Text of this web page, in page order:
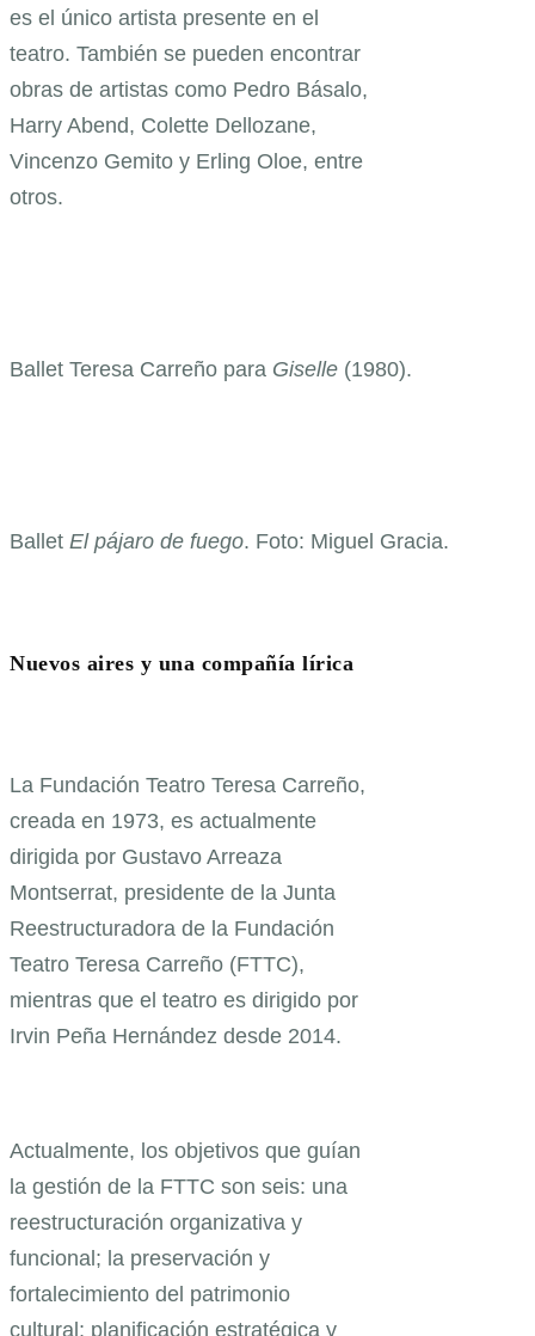
es el único artista presente en el
teatro. También se pueden encontrar
obras de artistas como Pedro Básalo,
Harry Abend, Colette Dellozane,
Vincenzo Gemito y Erling Oloe, entre
otros.
Ballet Teresa Carreño para Giselle (1980).
Ballet El pájaro de fuego. Foto: Miguel Gracia.
Nuevos aires y una compañía lírica
La Fundación Teatro Teresa Carreño,
creada en 1973, es actualmente
dirigida por Gustavo Arreaza
Montserrat, presidente de la Junta
Reestructuradora de la Fundación
Teatro Teresa Carreño (FTTC),
mientras que el teatro es dirigido por
Irvin Peña Hernández desde 2014.
Actualmente, los objetivos que guían
la gestión de la FTTC son seis: una
reestructuración organizativa y
funcional; la preservación y
fortalecimiento del patrimonio
cultural; planificación estratégica y